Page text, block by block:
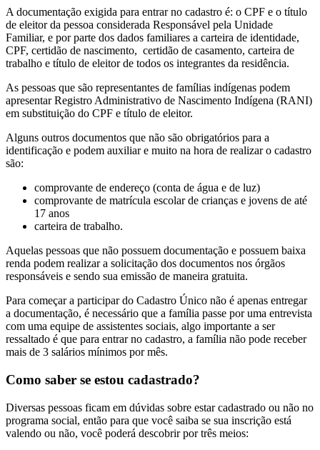
A documentação exigida para entrar no cadastro é: o CPF e o título
de eleitor da pessoa considerada Responsável pela Unidade
Familiar, e por parte dos dados familiares a carteira de identidade,
CPF, certidão de nascimento, certidão de casamento, carteira de
trabalho e título de eleitor de todos os integrantes da residência.
As pessoas que são representantes de famílias indígenas podem
apresentar Registro Administrativo de Nascimento Indígena (RANI)
em substituição do CPF e título de eleitor.
Alguns outros documentos que não são obrigatórios para a
identificação e podem auxiliar e muito na hora de realizar o cadastro
são:
comprovante de endereço (conta de água e de luz)
comprovante de matrícula escolar de crianças e jovens de até
17 anos
carteira de trabalho.
Aquelas pessoas que não possuem documentação e possuem baixa
renda podem realizar a solicitação dos documentos nos órgãos
responsáveis e sendo sua emissão de maneira gratuita.
Para começar a participar do Cadastro Único não é apenas entregar
a documentação, é necessário que a família passe por uma entrevista
com uma equipe de assistentes sociais, algo importante a ser
ressaltado é que para entrar no cadastro, a família não pode receber
mais de 3 salários mínimos por mês.
Como saber se estou cadastrado?
Diversas pessoas ficam em dúvidas sobre estar cadastrado ou não no
programa social, então para que você saiba se sua inscrição está
valendo ou não, você poderá descobrir por três meios: